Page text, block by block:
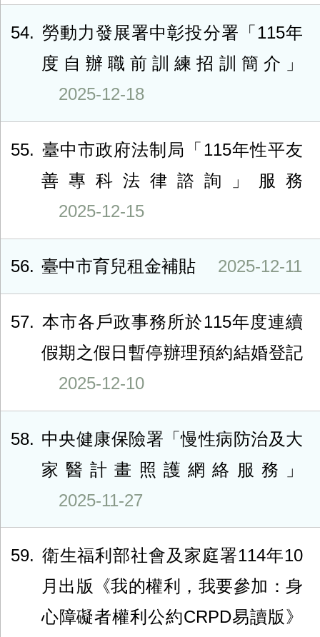
54
勞動力發展署中彰投分署「115年
度自辦職前訓練招訓簡介」
2025-12-18
55
臺中市政府法制局「115年性平友
善專科法律諮詢」服務
2025-12-15
56 臺中市育兒租金補貼 2025-12-11
57
本市各戶政事務所於115年度連續
假期之假日暫停辦理預約結婚登記
2025-12-10
58
中央健康保險署「慢性病防治及大
家醫計畫照護網絡服務」
2025-11-27
59
衛生福利部社會及家庭署114年10
月出版《我的權利，我要參加：身
心障礙者權利公約CRPD易讀版》